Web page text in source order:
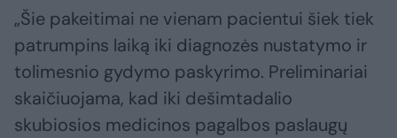
„Šie pakeitimai ne vienam pacientui šiek tiek
patrumpins laiką iki diagnozės nustatymo ir
tolimesnio gydymo paskyrimo. Preliminariai
skaičiuojama, kad iki dešimtadalio
skubiosios medicinos pagalbos paslaugų